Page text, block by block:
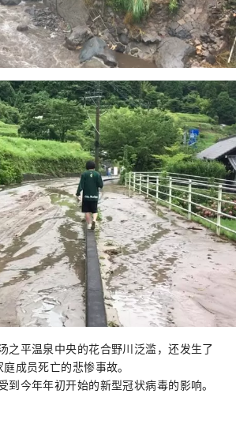
之平温泉中央的花合野川泛滥，还发生了
成员死亡的悲惨事故。
到今年年初开始的新型冠状病毒的影响。